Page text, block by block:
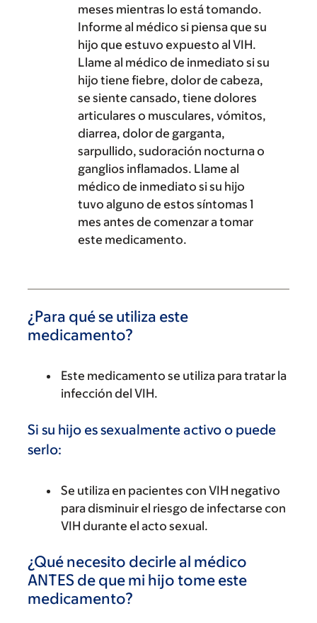
meses mientras lo está tomando.
Informe al médico si piensa que su
hijo que estuvo expuesto al VIH.
Llame al médico de inmediato si su
hijo tiene fiebre, dolor de cabeza,
se siente cansado, tiene dolores
articulares o musculares, vómitos,
diarrea, dolor de garganta,
sarpullido, sudoración nocturna o
ganglios inflamados. Llame al
médico de inmediato si su hijo
tuvo alguno de estos síntomas 1
mes antes de comenzar a tomar
este medicamento.
¿Para qué se utiliza este
medicamento?
Este medicamento se utiliza para tratar la
infección del VIH.
Si su hijo es sexualmente activo o puede
serlo:
Se utiliza en pacientes con VIH negativo
para disminuir el riesgo de infectarse con
VIH durante el acto sexual.
¿Qué necesito decirle al médico
ANTES de que mi hijo tome este
medicamento?